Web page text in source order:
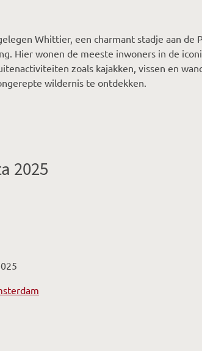
Whittier, een charmant stadje aan
Hier wonen de meeste inwoners in de
zoals kajakken, vissen en
wildernis te ontdekken.
2025